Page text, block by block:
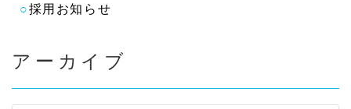
採用お知らせ
アーカイブ